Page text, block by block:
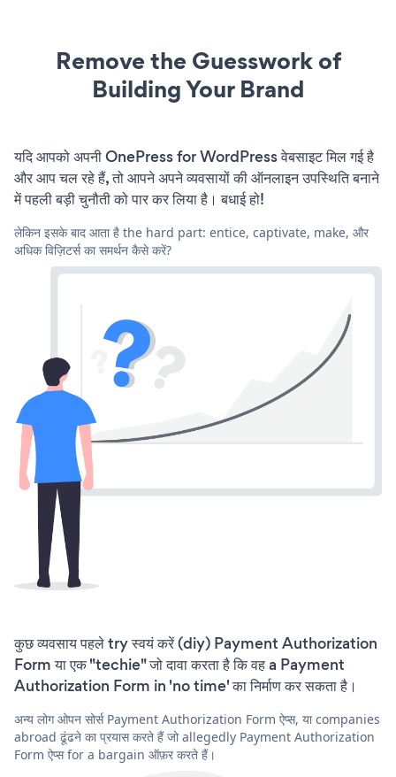
Remove the Guesswork of
Building Your Brand
यदि आपको अपनी OnePress for WordPress वेबसाइट मिल गई है
और आप चल रहे हैं, तो आपने अपने व्यवसायों की ऑनलाइन उपस्थिति बनाने
में पहली बड़ी चुनौती को पार कर लिया है। बधाई हो!
लेकिन इसके बाद आता है the hard part: entice, captivate, make, और
अधिक विज़िटर्स का समर्थन कैसे करें?
कुछ व्यवसाय पहले try स्वयं करें (diy) Payment Authorization
Form या एक "techie" जो दावा करता है कि वह a Payment
Authorization Form in 'no time' का निर्माण कर सकता है।
अन्य लोग ओपन सोर्स Payment Authorization Form ऐप्स, या companies
abroad ढूंढने का प्रयास करते हैं जो allegedly Payment Authorization
Form ऐप्स for a bargain ऑफ़र करते हैं।